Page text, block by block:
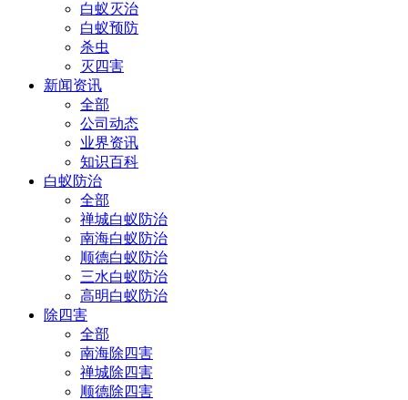
白蚁灭治
白蚁预防
杀虫
灭四害
新闻资讯
全部
公司动态
业界资讯
知识百科
白蚁防治
全部
禅城白蚁防治
南海白蚁防治
顺德白蚁防治
三水白蚁防治
高明白蚁防治
除四害
全部
南海除四害
禅城除四害
顺德除四害